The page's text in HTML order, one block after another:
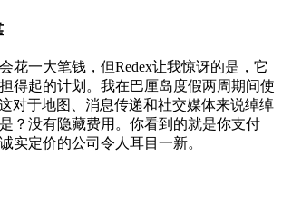
花一大笔钱，但Redex让我惊讶的是，它
得起的计划。我在巴厘岛度假两周期间使
对于地图、消息传递和社交媒体来说绰绰
？没有隐藏费用。你看到的就是你支付
实定价的公司令人耳目一新。